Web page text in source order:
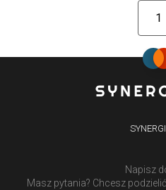
1
Napisz
Masz pytania? Chcesz